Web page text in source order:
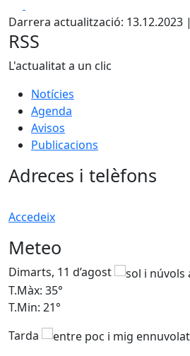
Darrera actualització: 13.12.2023
RSS
L'actualitat a un clic
Notícies
Agenda
Avisos
Publicacions
Adreces i telèfons
Accedeix
Meteo
Dimarts, 11 d’agost
T.Màx: 35°
T.Min: 21°
Tarda